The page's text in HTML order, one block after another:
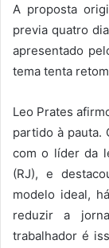
A proposta
previa quatro
apresentado
tema tenta
Leo Prates
partido à pauta.
com o líder da
(RJ), e
modelo ideal,
reduzir a
trabalhador é